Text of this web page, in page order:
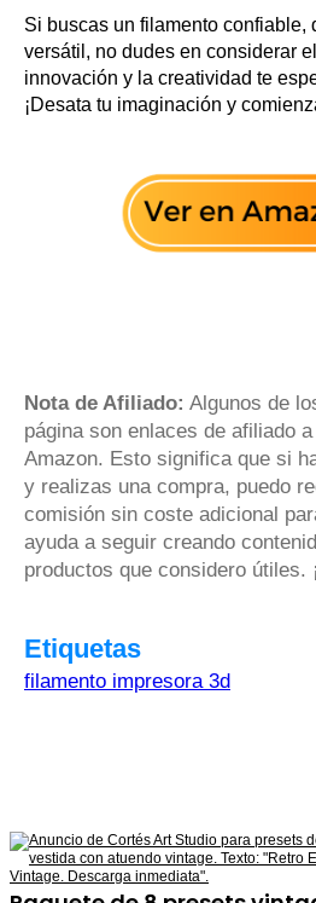
Si buscas un filamento confiable,
versátil, no dudes en considerar
innovación y la creatividad te
¡Desata tu imaginación y
Nota de Afiliado: Algunos de
página son enlaces de afiliado
Amazon. Esto significa que si
y realizas una compra, puedo
comisión sin coste adicional
ayuda a seguir creando
productos que considero útiles.
Etiquetas
filamento impresora 3d